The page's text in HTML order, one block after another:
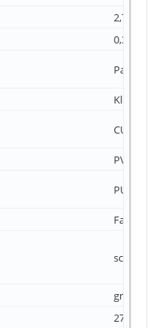
2,73
0,3 mm
Paare
Kl.5
CU,
PVC
PUR
Farbe,
grau
27 mm